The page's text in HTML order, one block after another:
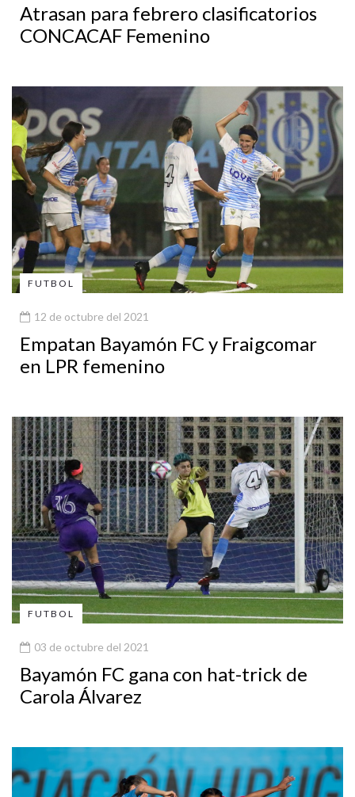
Atrasan para febrero clasificatorios
CONCACAF Femenino
FUTBOL
12 de octubre del 2021
Empatan Bayamón FC y Fraigcomar
en LPR femenino
FUTBOL
03 de octubre del 2021
Bayamón FC gana con hat-trick de
Carola Álvarez